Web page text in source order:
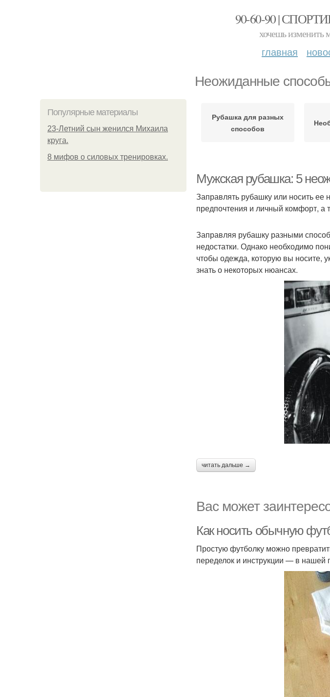
90-60-90 |
хочешь изменить
главная
Неожиданные
Популярные материалы
23-Летний сын женился Михаила
круга.
8 мифов о силовых тренировках.
Рубашка для разных
способов
Мужская рубашка: 5
Заправлять рубашку или носить
предпочтения и личный комфорт, а
Заправляя рубашку разными
недостатки. Однако необходимо
чтобы одежда, которую вы носите,
знать о некоторых нюансах.
читать дальше →
Вас может
Как носить обычную
Простую футболку можно
переделок и инструкции — в нашей